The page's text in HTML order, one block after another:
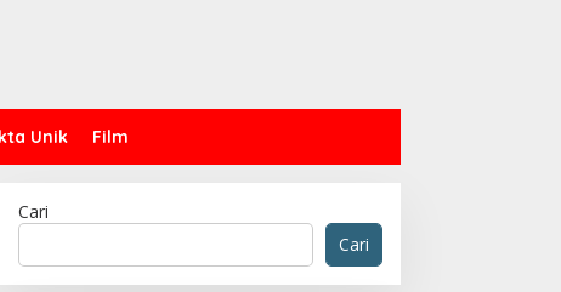
Unik Film
Cari
Cari